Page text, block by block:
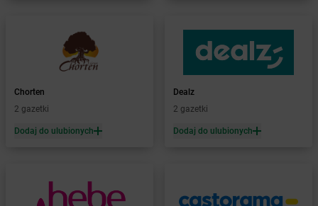
Baniocha
Baranowo
Barcin
Żabka Bardo
Żabka Barlinek
Żabka Barniewice
Baruchowo
Barwałd Średni
Chorten
2 gazetki
Dodaj do ulubionych
Dealz
2 gazetki
Dodaj do ulubionych